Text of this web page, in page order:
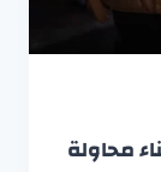
محاولة